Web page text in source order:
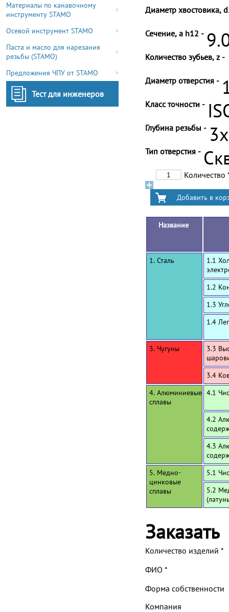
Материалы по канавочному
инструменту STAMO
Осевой инструмент STAMO
Паста и масло для нарезания
резьбы (STAMO)
Предложения ЧПУ от STAMO
Тест для инженеров
Диаметр хвостовика,
Сечение, a h12 -
Количество зубьев, z -
Диаметр отверстия -
Класс точности -
Глубина резьбы -
Тип отверстия -
Количество
Название
1. Сталь
1.1
1.2
1.3
1.4
3. Чугуны
3.3
3.4
4. Алюминиевые
сплавы
4.1
4.2
4.3
5. Медно-
цинковые
сплавы
5.1
5.2
Заказать
Количество изделий *
ФИО *
Форма собственности
Компания